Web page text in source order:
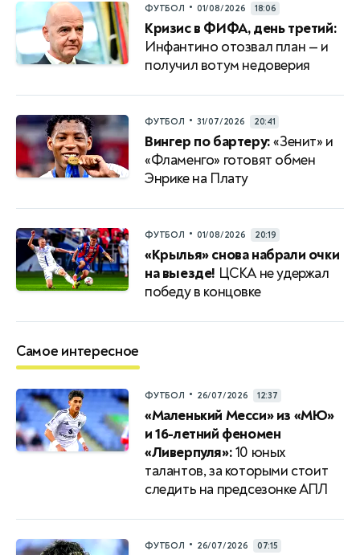
ФУТБОЛ • 01/08/2026 18:06
Кризис в ФИФА, день третий:
Инфантино отозвал план — и
получил вотум недоверия
ФУТБОЛ • 31/07/2026 20:41
Вингер по бартеру:«Зенит» и
«Фламенго» готовят обмен
Энрике на Плату
ФУТБОЛ • 01/08/2026 20:19
«Крылья» снова набрали очки
на выезде! ЦСКА не удержал
победу в концовке
Самое интересное
ФУТБОЛ • 26/07/2026 12:37
«Маленький Месси» из «МЮ»
и 16-летний феномен
«Ливерпуля»:10 юных
талантов, за которыми стоит
следить на предсезонке АПЛ
ФУТБОЛ • 26/07/2026 07:15